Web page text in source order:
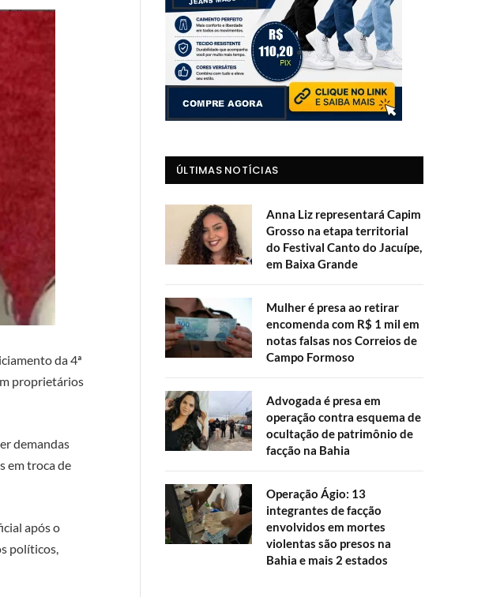
da 4ª
proprietários
demandas
em troca de
após o
políticos,
ÚLTIMAS NOTÍCIAS
Anna Liz representará Capim
Grosso na etapa territorial
do Festival Canto do Jacuípe,
em Baixa Grande
Mulher é presa ao retirar
encomenda com R$ 1 mil em
notas falsas nos Correios de
Campo Formoso
Advogada é presa em
operação contra esquema de
ocultação de patrimônio de
facção na Bahia
Operação Ágio: 13
integrantes de facção
envolvidos em mortes
violentas são presos na
Bahia e mais 2 estados